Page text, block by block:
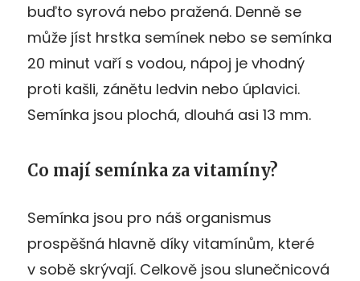
buďto syrová nebo pražená. Denně se
může jíst hrstka semínek nebo se semínka
20 minut vaří s vodou, nápoj je vhodný
proti kašli, zánětu ledvin nebo úplavici.
Semínka jsou plochá, dlouhá asi 13 mm.
Co mají semínka za vitamíny?
Semínka jsou pro náš organismus
prospěšná hlavně díky vitamínům, které
v sobě skrývají. Celkově jsou slunečnicová